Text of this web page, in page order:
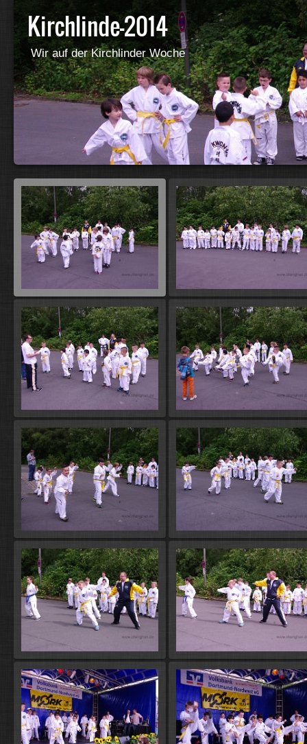
Kirchlinde-2014
Wir auf der Kirchlinder Woche